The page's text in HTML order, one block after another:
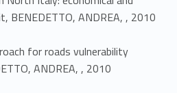
BENEDETTO, ANDREA, , 2010
for roads vulnerability
ANDREA, , 2010